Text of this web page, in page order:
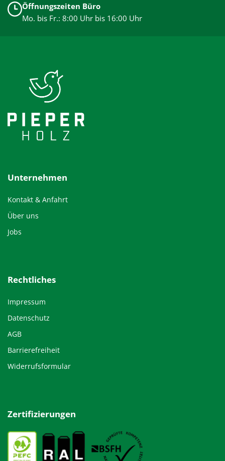
Öffnungszeiten Büro
Mo. bis Fr.: 8:00 Uhr bis 16:00 Uhr
Unternehmen
Kontakt & Anfahrt
Über uns
Jobs
Rechtliches
Impressum
Datenschutz
AGB
Barrierefreiheit
Widerrufsformular
Zertifizierungen